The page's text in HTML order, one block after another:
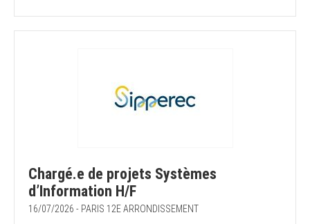
Chargé.e de projets Systèmes
d’Information H/F
16/07/2026 - PARIS 12E ARRONDISSEMENT